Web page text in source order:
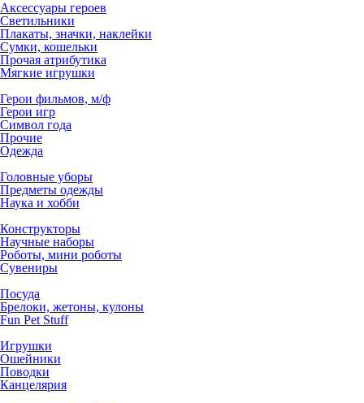
Аксессуары героев
Светильники
Плакаты, значки, наклейки
Сумки, кошельки
Прочая атрибутика
Мягкие игрушки
Герои фильмов, м/ф
Герои игр
Символ года
Прочие
Одежда
Головные уборы
Предметы одежды
Наука и хобби
Конструкторы
Научные наборы
Роботы, мини роботы
Сувениры
Посуда
Брелоки, жетоны, кулоны
Fun Pet Stuff
Игрушки
Ошейники
Поводки
Канцелярия